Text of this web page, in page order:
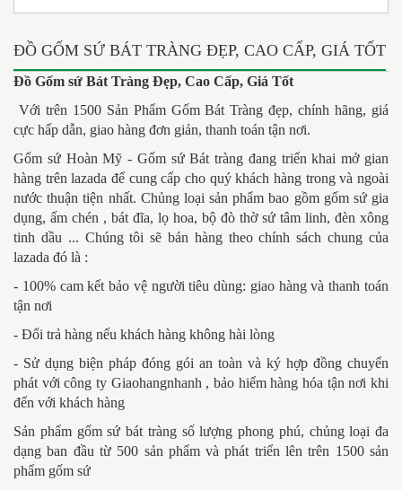
ĐỒ GỐM SỨ BÁT TRÀNG ĐẸP, CAO CẤP, GIÁ TỐT
Đồ Gốm sứ Bát Tràng Đẹp, Cao Cấp, Giá Tốt
Với trên 1500 Sản Phẩm Gốm Bát Tràng đẹp, chính hãng, giá
cực hấp dẫn, giao hàng đơn giản, thanh toán tận nơi.
Gốm sứ Hoàn Mỹ - Gốm sứ Bát tràng đang triển khai mở gian
hàng trên lazada để cung cấp cho quý khách hàng trong và ngoài
nước thuận tiện nhất. Chủng loại sản phẩm bao gồm gốm sứ gia
dụng, ấm chén , bát đĩa, lọ hoa, bộ đò thờ sứ tâm linh, đèn xông
tinh dầu ... Chúng tôi sẽ bán hàng theo chính sách chung của
lazada đó là :
- 100% cam kết bảo vệ người tiêu dùng: giao hàng và thanh toán
tận nơi
- Đổi trả hàng nếu khách hàng không hài lòng
- Sử dụng biện pháp đóng gói an toàn và ký hợp đồng chuyển
phát với công ty Giaohangnhanh , bảo hiểm hàng hóa tận nơi khi
đến với khách hàng
Sản phẩm gốm sứ bát tràng số lượng phong phú, chủng loại đa
dạng ban đầu từ 500 sản phẩm và phát triển lên trên 1500 sản
phẩm gốm sứ